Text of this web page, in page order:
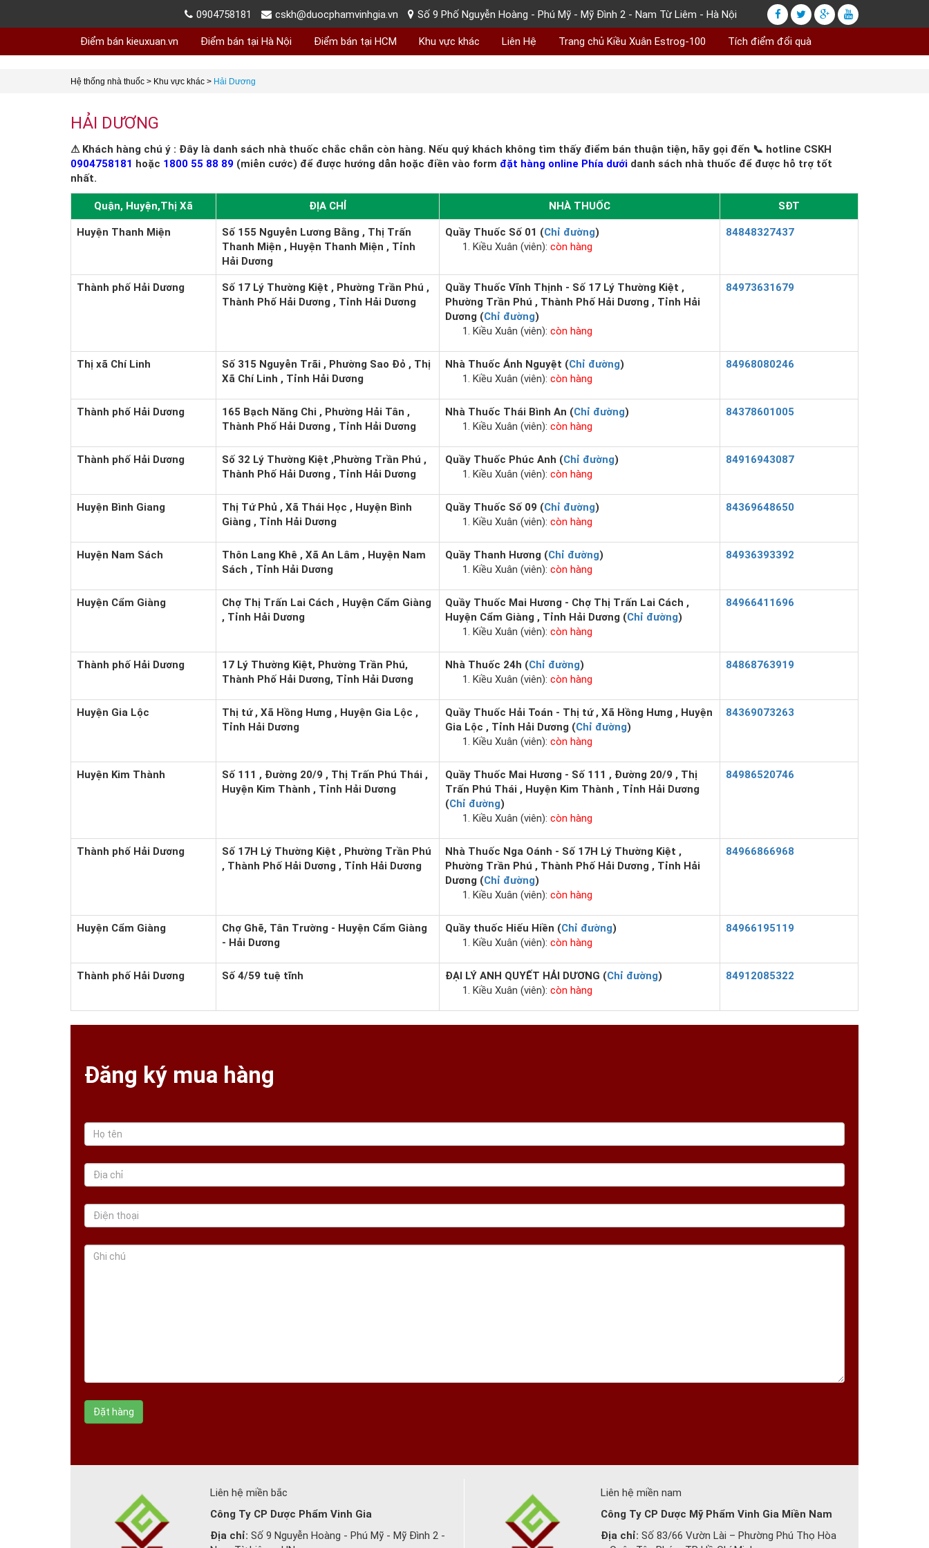
0904758181 cskh@duocphamvinhgia.vn Số 9 Phố Nguyễn Hoàng - Phú Mỹ - Mỹ Đình 2 - Nam Từ Liêm - Hà Nội
Điểm bán kieuxuan.vn Điểm bán tại Hà Nội Điểm bán tại HCM Khu vực khác Liên Hệ Trang chủ Kiều Xuân Estrog-100 Tích điểm đổi quà
Hệ thống nhà thuốc > Khu vực khác > Hải Dương
HẢI DƯƠNG
⚠ Khách hàng chú ý : Đây là danh sách nhà thuốc chắc chắn còn hàng. Nếu quý khách không tìm thấy điểm bán thuận tiện, hãy gọi đến 📞 hotline CSKH
0904758181 hoặc 1800 55 88 89 (miễn cước) để được hướng dẫn hoặc điền vào form đặt hàng online Phía dưới danh sách nhà thuốc để được hỗ trợ tốt
nhất.
Quận, Huyện,Thị Xã ĐỊA CHỈ NHÀ THUỐC SĐT
Huyện Thanh Miện
Số 155 Nguyễn Lương Bằng , Thị Trấn
Thanh Miện , Huyện Thanh Miện , Tỉnh
Hải Dương
Quầy Thuốc Số 01 (Chỉ đường)
Kiều Xuân (viên): còn hàng
84848327437
Thành phố Hải Dương
Số 17 Lý Thường Kiệt , Phường Trần Phú ,
Thành Phố Hải Dương , Tỉnh Hải Dương
Quầy Thuốc Vĩnh Thịnh - Số 17 Lý Thường Kiệt ,
Phường Trần Phú , Thành Phố Hải Dương , Tỉnh Hải
Dương (Chỉ đường)
Kiều Xuân (viên): còn hàng
84973631679
Thị xã Chí Linh
Số 315 Nguyễn Trãi , Phường Sao Đỏ , Thị
Xã Chí Linh , Tỉnh Hải Dương
Nhà Thuốc Ánh Nguyệt (Chỉ đường)
Kiều Xuân (viên): còn hàng
84968080246
Thành phố Hải Dương
165 Bạch Năng Chi , Phường Hải Tân ,
Thành Phố Hải Dương , Tỉnh Hải Dương
Nhà Thuốc Thái Bình An (Chỉ đường)
Kiều Xuân (viên): còn hàng
84378601005
Thành phố Hải Dương
Số 32 Lý Thường Kiệt ,Phường Trần Phú ,
Thành Phố Hải Dương , Tỉnh Hải Dương
Quầy Thuốc Phúc Anh (Chỉ đường)
Kiều Xuân (viên): còn hàng
84916943087
Huyện Bình Giang
Thị Tứ Phủ , Xã Thái Học , Huyện Bình
Giàng , Tỉnh Hải Dương
Quầy Thuốc Số 09 (Chỉ đường)
Kiều Xuân (viên): còn hàng
84369648650
Huyện Nam Sách
Thôn Lang Khê , Xã An Lâm , Huyện Nam
Sách , Tỉnh Hải Dương
Quầy Thanh Hương (Chỉ đường)
Kiều Xuân (viên): còn hàng
84936393392
Huyện Cẩm Giàng
Chợ Thị Trấn Lai Cách , Huyện Cẩm Giàng
, Tỉnh Hải Dương
Quầy Thuốc Mai Hương - Chợ Thị Trấn Lai Cách ,
Huyện Cẩm Giàng , Tỉnh Hải Dương (Chỉ đường)
Kiều Xuân (viên): còn hàng
84966411696
Thành phố Hải Dương
17 Lý Thường Kiệt, Phường Trần Phú,
Thành Phố Hải Dương, Tỉnh Hải Dương
Nhà Thuốc 24h (Chỉ đường)
Kiều Xuân (viên): còn hàng
84868763919
Huyện Gia Lộc
Thị tứ , Xã Hồng Hưng , Huyện Gia Lộc ,
Tỉnh Hải Dương
Quầy Thuốc Hải Toán - Thị tứ , Xã Hồng Hưng , Huyện
Gia Lộc , Tỉnh Hải Dương (Chỉ đường)
Kiều Xuân (viên): còn hàng
84369073263
Huyện Kim Thành
Số 111 , Đường 20/9 , Thị Trấn Phú Thái ,
Huyện Kim Thành , Tỉnh Hải Dương
Quầy Thuốc Mai Hương - Số 111 , Đường 20/9 , Thị
Trấn Phú Thái , Huyện Kim Thành , Tỉnh Hải Dương
(Chỉ đường)
Kiều Xuân (viên): còn hàng
84986520746
Thành phố Hải Dương
Số 17H Lý Thường Kiệt , Phường Trần Phú
, Thành Phố Hải Dương , Tỉnh Hải Dương
Nhà Thuốc Nga Oánh - Số 17H Lý Thường Kiệt ,
Phường Trần Phú , Thành Phố Hải Dương , Tỉnh Hải
Dương (Chỉ đường)
Kiều Xuân (viên): còn hàng
84966866968
Huyện Cẩm Giàng
Chợ Ghẽ, Tân Trường - Huyện Cẩm Giàng
- Hải Dương
Quầy thuốc Hiếu Hiền (Chỉ đường)
Kiều Xuân (viên): còn hàng
84966195119
Thành phố Hải Dương Số 4/59 tuệ tĩnh ĐẠI LÝ ANH QUYẾT HẢI DƯƠNG (Chỉ đường)
Kiều Xuân (viên): còn hàng
84912085322
Đăng ký mua hàng
Liên hệ miền bắc
Công Ty CP Dược Phẩm Vinh Gia
Địa chỉ: Số 9 Nguyễn Hoàng - Phú Mỹ - Mỹ Đình 2 -
Liên hệ miền nam
Công Ty CP Dược Mỹ Phẩm Vinh Gia Miền Nam
Địa chỉ: Số 83/66 Vườn Lài – Phường Phú Thọ Hòa